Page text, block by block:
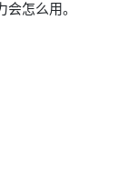
怎么用。